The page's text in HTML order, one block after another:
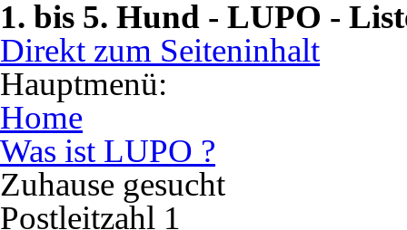
1. bis 5. Hund - LUPO -
Direkt zum Seiteninhalt
Hauptmenü:
Home
Was ist LUPO ?
Zuhause gesucht
Postleitzahl 1